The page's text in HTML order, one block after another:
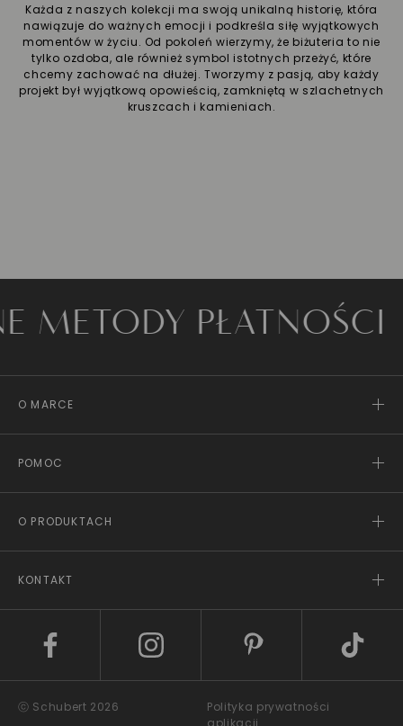
Każda z naszych kolekcji ma swoją unikalną historię, która
nawiązuje do ważnych emocji i podkreśla siłę wyjątkowych
momentów w życiu. Od pokoleń wierzymy, że biżuteria to nie
tylko ozdoba, ale również symbol istotnych przeżyć, które
chcemy zachować na dłużej. Tworzymy z pasją, aby każdy
projekt był wyjątkową opowieścią, zamkniętą w szlachetnych
kruszcach i kamieniach.
PŁATNOŚCI
O MARCE
POMOC
O PRODUKTACH
KONTAKT
ⓒ Schubert 2026
Polityka prywatności
aplikacji